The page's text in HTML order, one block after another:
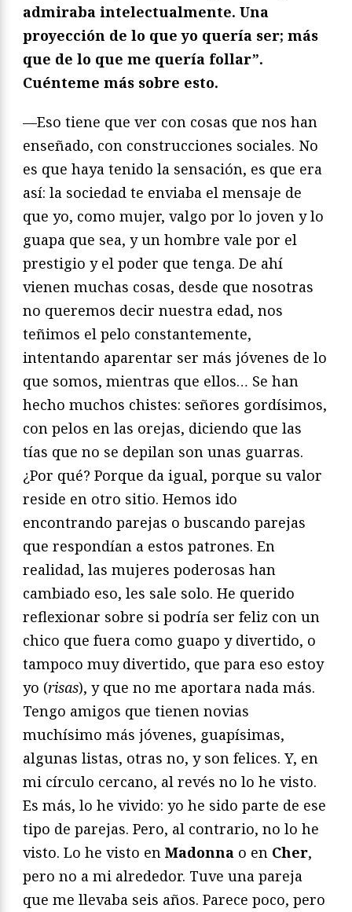
admiraba intelectualmente. Una
proyección de lo que yo quería ser; más
que de lo que me quería follar”.
Cuénteme más sobre esto.
—Eso tiene que ver con cosas que nos han
enseñado, con construcciones sociales. No
es que haya tenido la sensación, es que era
así: la sociedad te enviaba el mensaje de
que yo, como mujer, valgo por lo joven y lo
guapa que sea, y un hombre vale por el
prestigio y el poder que tenga. De ahí
vienen muchas cosas, desde que nosotras
no queremos decir nuestra edad, nos
teñimos el pelo constantemente,
intentando aparentar ser más jóvenes de lo
que somos, mientras que ellos… Se han
hecho muchos chistes: señores gordísimos,
con pelos en las orejas, diciendo que las
tías que no se depilan son unas guarras.
¿Por qué? Porque da igual, porque su valor
reside en otro sitio. Hemos ido
encontrando parejas o buscando parejas
que respondían a estos patrones. En
realidad, las mujeres poderosas han
cambiado eso, les sale solo. He querido
reflexionar sobre si podría ser feliz con un
chico que fuera como guapo y divertido, o
tampoco muy divertido, que para eso estoy
yo (risas), y que no me aportara nada más.
Tengo amigos que tienen novias
muchísimo más jóvenes, guapísimas,
algunas listas, otras no, y son felices. Y, en
mi círculo cercano, al revés no lo he visto.
Es más, lo he vivido: yo he sido parte de ese
tipo de parejas. Pero, al contrario, no lo he
visto. Lo he visto en Madonna o en Cher,
pero no a mi alrededor. Tuve una pareja
que me llevaba seis años. Parece poco, pero